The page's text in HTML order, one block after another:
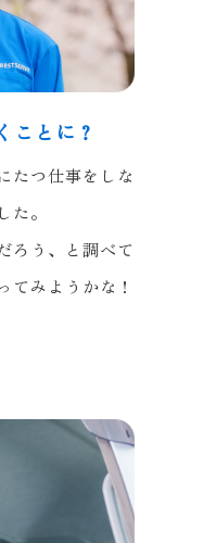
ことに？
たつ仕事をしな
。
ろう、と調べて
てみようかな！